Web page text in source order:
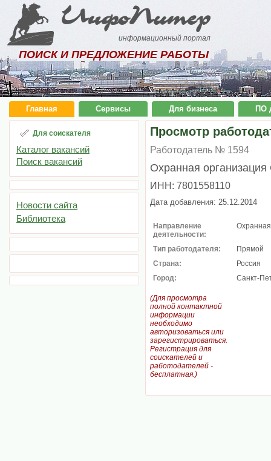
ИнфоПитер
информационный портал
ПОИСК И ПРЕДЛОЖЕНИЕ РАБОТЫ
Главная Сервисы Для бизнеса ПО
Для соискателя
Каталог вакансий
Поиск вакансий
Новости сайта
Библиотека
Просмотр
Работодатель № 1594
Охранная
ИНН: 7801558110
Дата добавления: 25.12.2014
Направление
деятельности:
Тип работодателя:
Прямой
Страна:
Россия
Город:
Санкт-
(Для просмотра
полной контактной
информации
необходимо
авторизоваться или
зарегистрироваться.
Регистрация для
соискателей и
работодателей -
бесплатная.)